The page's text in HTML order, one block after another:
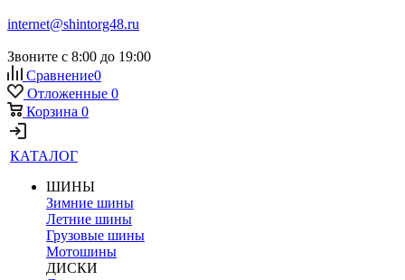
internet@shintorg48.ru
Звоните с 8:00 до 19:00
Сравнение0
Отложенные 0
Корзина 0
КАТАЛОГ
ШИНЫ
Зимние шины
Летние шины
Грузовые шины
Мотошины
ДИСКИ